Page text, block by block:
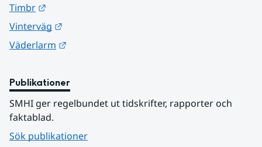
Timbr
Vinterväg
Väderlarm
Publikationer
SMHI ger regelbundet ut tidskrifter, rapporter och
faktablad.
Sök publikationer